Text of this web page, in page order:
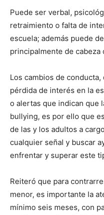
Puede ser verbal,
retraimiento o falta de
escuela; además puede
principalmente de cabeza
Los cambios de
pérdida de interés en la
o alertas que indican que
bullying, es por ello que
de las y los adultos a
cualquier señal y buscar
enfrentar y superar este
Reiteró que para
menor, es importante la
mínimo seis meses, con